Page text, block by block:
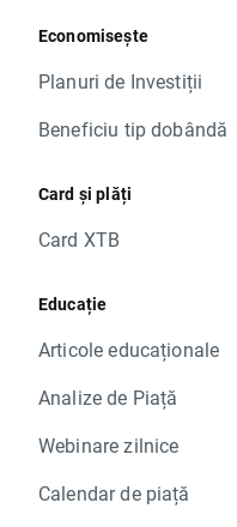
Economisește
Planuri de Investiții
Beneficiu tip dobândă
Card și plăți
Card XTB
Educație
Articole educaționale
Analize de Piață
Webinare zilnice
Calendar de piață